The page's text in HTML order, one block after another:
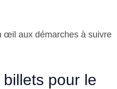
œil aux démarches à suivre
pour le